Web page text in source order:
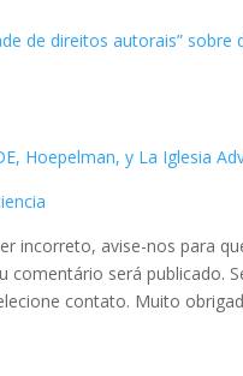
de direitos autorais”
Hoepelman, y La Iglesia
incorreto, avise-nos para
será publicado.
contato. Muito